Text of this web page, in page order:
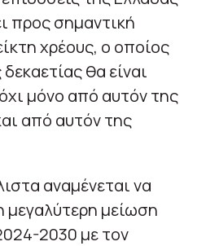
προς σημαντική
χρέους, ο οποίος
θα είναι
μόνο από αυτόν της
από αυτόν της
αναμένεται να
μεγαλύτερη μείωση
2030 με τον